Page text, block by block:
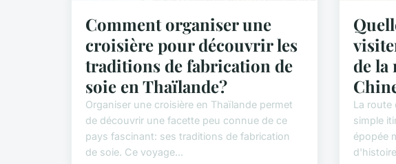
Comment organiser une
croisière pour découvrir les
traditions de fabrication de
soie en Thaïlande?
Organiser une croisière en Thaïlande permet
de découvrir une facette peu connue de ce
pays fascinant: ses traditions de fabrication
de soie. Ce voyage...
de la
La route
simple
épopée